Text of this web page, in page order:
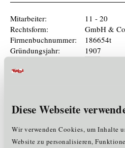
Diese Webseite
Wir verwenden Cookies, um Inhalte
Website zu personalisieren,
Mitarbeiter:
11 - 20
Rechtsform:
GmbH &
Firmenbuchnummer:
186654t
Gründungsjahr:
1907
Referenzen